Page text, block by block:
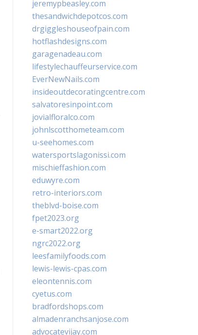
jeremypbeasley.com
thesandwichdepotcos.com
drgiggleshouseofpain.com
hotflashdesigns.com
garagenadeau.com
lifestylechauffeurservice.com
EverNewNails.com
insideoutdecoratingcentre.com
salvatoresinpoint.com
jovialfloralco.com
johnlscotthometeam.com
u-seehomes.com
watersportslagonissi.com
mischieffashion.com
eduwyre.com
retro-interiors.com
theblvd-boise.com
fpet2023.org
e-smart2022.org
ngrc2022.org
leesfamilyfoods.com
lewis-lewis-cpas.com
eleontennis.com
cyetus.com
bradfordshops.com
almadenranchsanjose.com
advocatevijay.com